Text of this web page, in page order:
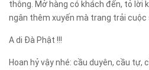
thông. Mở hàng có khách đến, tỏ lời
ngân thêm xuyến mà trang trải cuộc
A di Đà Phật !!!
Hoan hỷ vậy nhé: cầu duyên, cầu tự,